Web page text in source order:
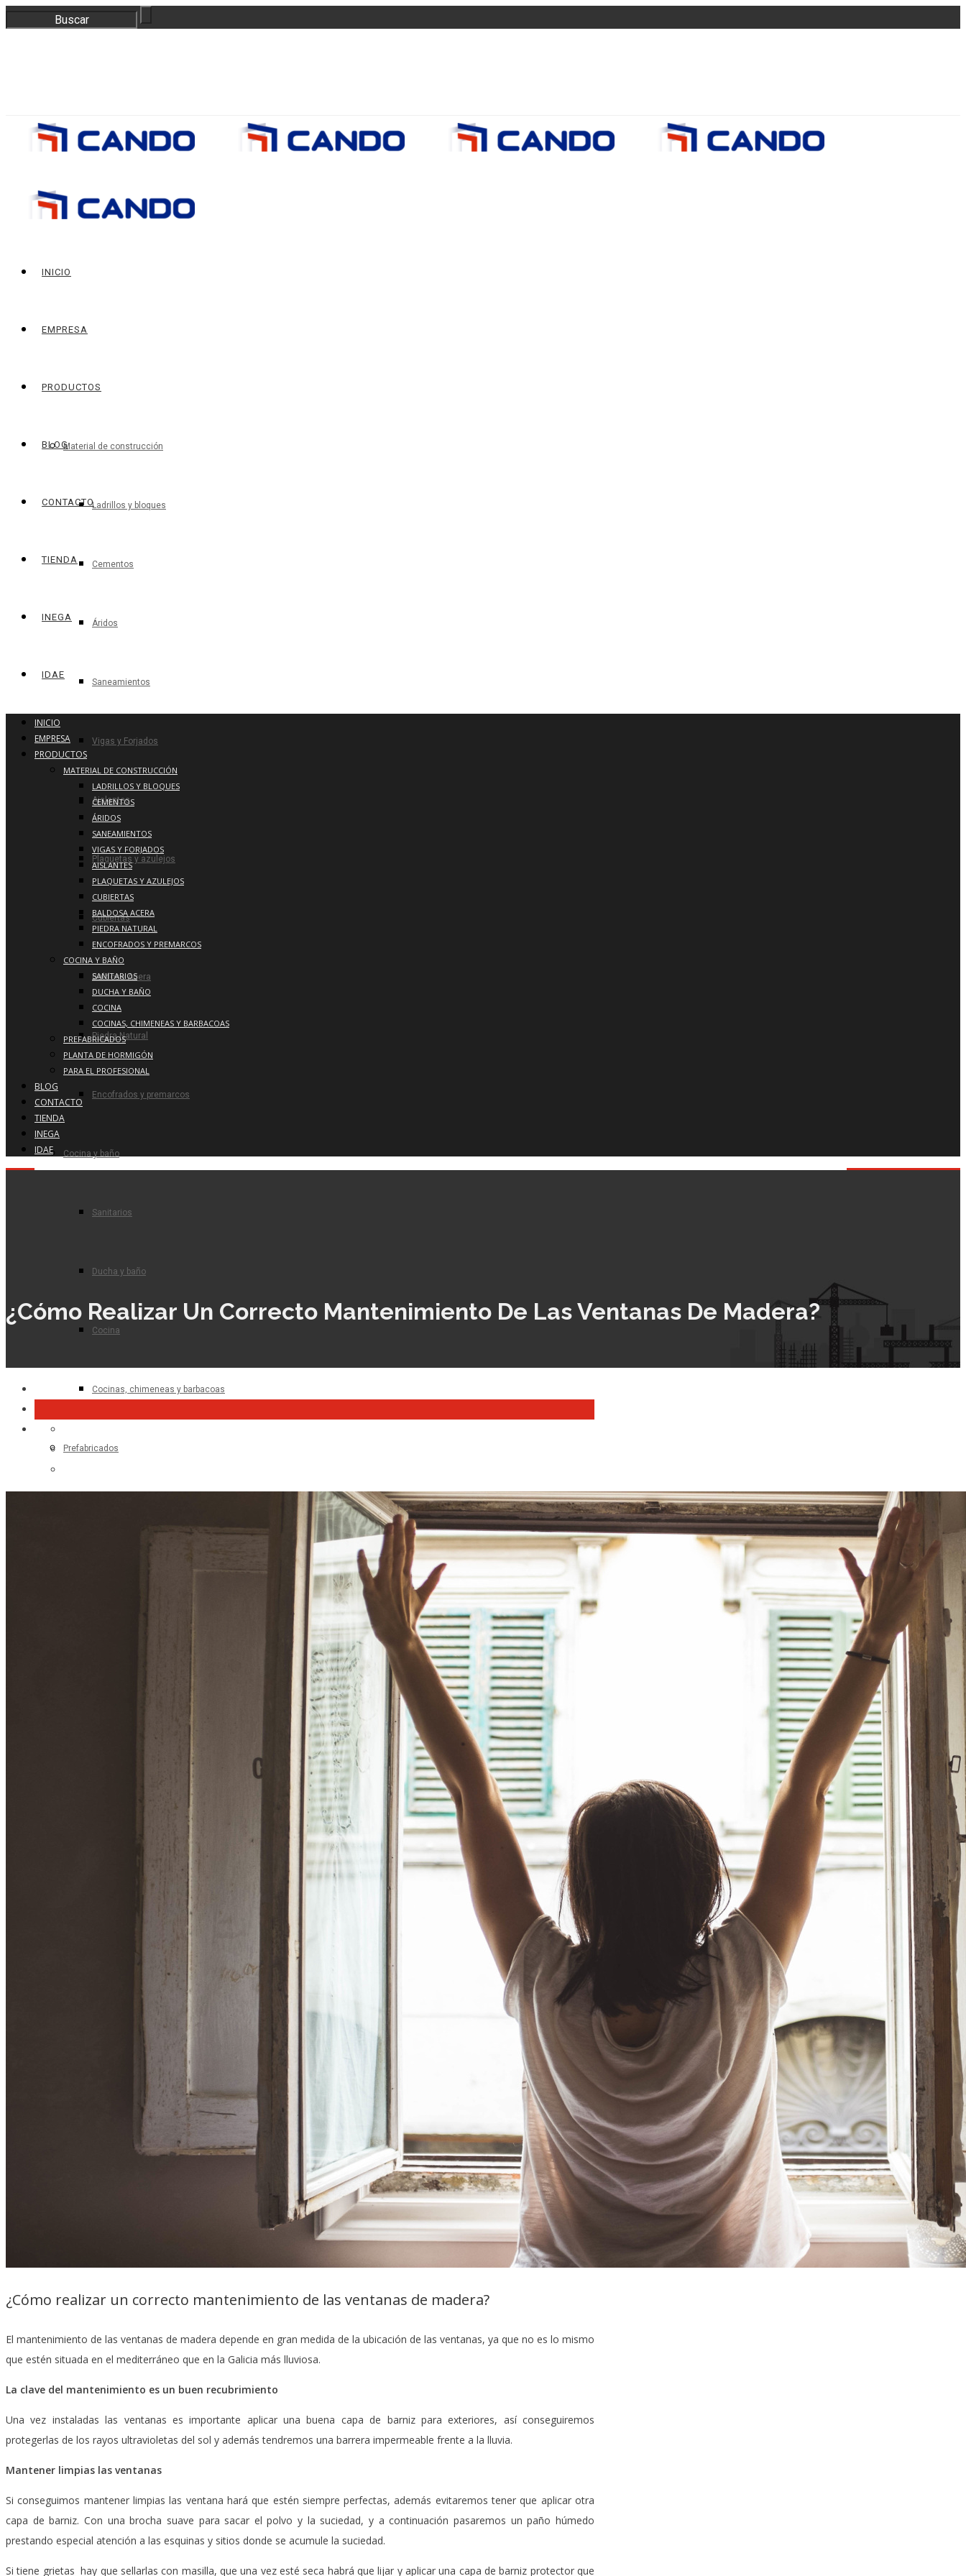
INICIO
EMPRESA
PRODUCTOS
Material de construcción
Ladrillos y bloques
Cementos
Áridos
Saneamientos
Vigas y Forjados
Aislantes
Plaquetas y azulejos
Cubiertas
Baldosa Acera
Piedra Natural
Encofrados y premarcos
Cocina y baño
Sanitarios
Ducha y baño
Cocina
Cocinas, chimeneas y barbacoas
Prefabricados
BLOG
CONTACTO
TIENDA
INEGA
IDAE
INICIO
EMPRESA
PRODUCTOS
MATERIAL DE CONSTRUCCIÓN
LADRILLOS Y BLOQUES
CEMENTOS
ÁRIDOS
SANEAMIENTOS
VIGAS Y FORJADOS
AISLANTES
PLAQUETAS Y AZULEJOS
CUBIERTAS
BALDOSA ACERA
PIEDRA NATURAL
ENCOFRADOS Y PREMARCOS
COCINA Y BAÑO
SANITARIOS
DUCHA Y BAÑO
COCINA
COCINAS, CHIMENEAS Y BARBACOAS
PREFABRICADOS
PLANTA DE HORMIGÓN
PARA EL PROFESIONAL
BLOG
CONTACTO
TIENDA
INEGA
IDAE
¿Cómo Realizar Un Correcto Mantenimiento De Las Ventanas De Madera?
¿Cómo realizar un correcto mantenimiento de las ventanas de madera?
El mantenimiento de las ventanas de madera depende en gran medida de la ubicación de las ventanas, ya que no es lo mismo
que estén situada en el mediterráneo que en la Galicia más lluviosa.
La clave del mantenimiento es un buen recubrimiento
Una vez instaladas las ventanas es importante aplicar una buena capa de barniz para exteriores, así conseguiremos
protegerlas de los rayos ultravioletas del sol y además tendremos una barrera impermeable frente a la lluvia.
Mantener limpias las ventanas
Si conseguimos mantener limpias las ventana hará que estén siempre perfectas, además evitaremos tener que aplicar otra
capa de barniz. Con una brocha suave para sacar el polvo y la suciedad, y a continuación pasaremos un paño húmedo
prestando especial atención a las esquinas y sitios donde se acumule la suciedad.
Si tiene grietas hay que sellarlas con masilla, que una vez esté seca habrá que lijar y aplicar una capa de barniz protector que